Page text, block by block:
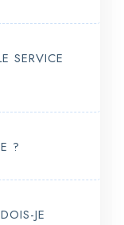
SERVICE
?
JE